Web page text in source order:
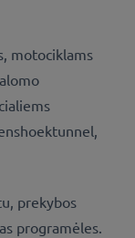
motociklams
prekybos
programėles.